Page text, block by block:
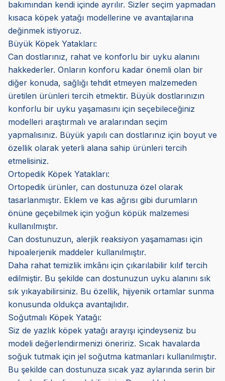
bakımından kendi içinde ayrılır. Sizler seçim yapmadan
kısaca köpek yatağı modellerine ve avantajlarına
değinmek istiyoruz.
Büyük Köpek Yatakları:
Can dostlarınız, rahat ve konforlu bir uyku alanını
hakkederler. Onların konforu kadar önemli olan bir
diğer konuda, sağlığı tehdit etmeyen malzemeden
üretilen ürünleri tercih etmektir. Büyük dostlarınızın
konforlu bir uyku yaşamasını için seçebileceğiniz
modelleri araştırmalı ve aralarından seçim
yapmalısınız. Büyük yapılı can dostlarınız için boyut ve
özellik olarak yeterli alana sahip ürünleri tercih
etmelisiniz.
Ortopedik Köpek Yatakları:
Ortopedik ürünler, can dostunuza özel olarak
tasarlanmıştır. Eklem ve kas ağrısı gibi durumların
önüne geçebilmek için yoğun köpük malzemesi
kullanılmıştır.
Can dostunuzun, alerjik reaksiyon yaşamaması için
hipoalerjenik maddeler kullanılmıştır.
Daha rahat temizlik imkânı için çıkarılabilir kılıf tercih
edilmiştir. Bu şekilde can dostunuzun uyku alanını sık
sık yıkayabilirsiniz. Bu özellik, hijyenik ortamlar sunma
konusunda oldukça avantajlıdır.
Soğutmalı Köpek Yatağı:
Siz de yazlık köpek yatağı arayışı içindeyseniz bu
modeli değerlendirmenizi öneririz. Sıcak havalarda
soğuk tutmak için jel soğutma katmanları kullanılmıştır.
Bu şekilde can dostunuza sıcak yaz aylarında serin bir